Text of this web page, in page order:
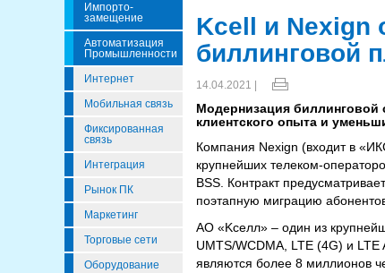
Импорто­
Замещение
Автоматизация
Промышленности
Интернет
Мобильная связь
Фиксированная
связь
Интеграция
Рынок ПК
Маркетинг
Торговые сети
Оборудование
Kcell и Nexign
биллинговой
14.04.2021 |
Модернизация биллинговой
клиентского опыта и
Компания Nexign (входит в
крупнейших телеком-
BSS. Контракт
поэтапную миграцию
АО «Kселл» – один из
UMTS/WCDMA, LTE (4G) и
являются более 8 миллионов